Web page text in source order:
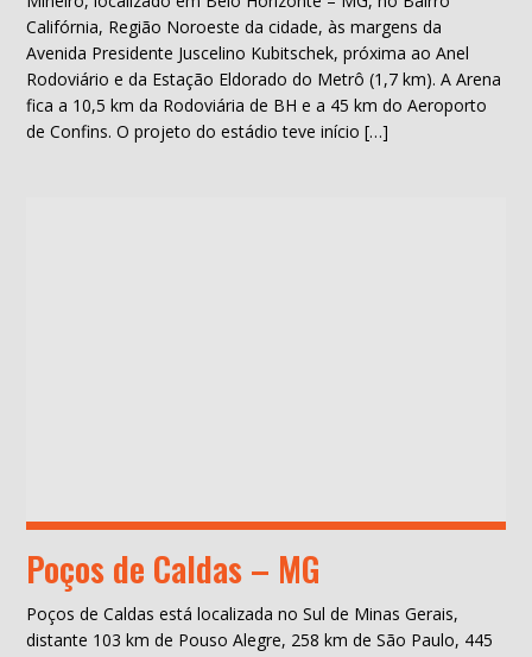
Califórnia, Região Noroeste da cidade, às margens da
Avenida Presidente Juscelino Kubitschek, próxima ao Anel
Rodoviário e da Estação Eldorado do Metrô (1,7 km). A Arena
fica a 10,5 km da Rodoviária de BH e a 45 km do Aeroporto
de Confins. O projeto do estádio teve início […]
Poços de Caldas – MG
Poços de Caldas está localizada no Sul de Minas Gerais,
distante 103 km de Pouso Alegre, 258 km de São Paulo, 445